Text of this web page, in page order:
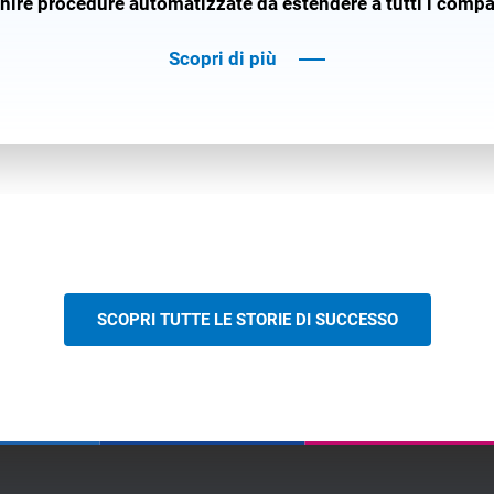
Scopri di più
SCOPRI TUTTE LE STORIE DI SUCCESSO